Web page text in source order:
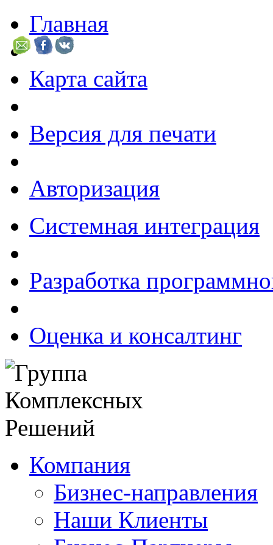
Главная
Карта сайта
Версия для печати
Авторизация
Системная интеграция
Разработка
Оценка и консалтинг
Компания
Бизнес-направления
Наши Клиенты